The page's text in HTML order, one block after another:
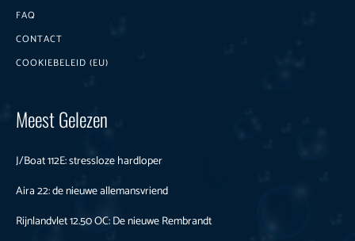
FAQ
CONTACT
COOKIEBELEID (EU)
Meest Gelezen
J/Boat 112E: stressloze hardloper
Aira 22: de nieuwe allemansvriend
Rijnlandvlet 12.50 OC: De nieuwe Rembrandt